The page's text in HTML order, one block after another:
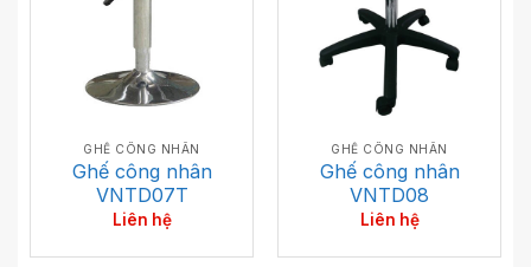
GHẾ CÔNG NHÂN
Ghế công nhân
VNTD07T
Liên hệ
GHẾ CÔNG NHÂN
Ghế công nhân
VNTD08
Liên hệ